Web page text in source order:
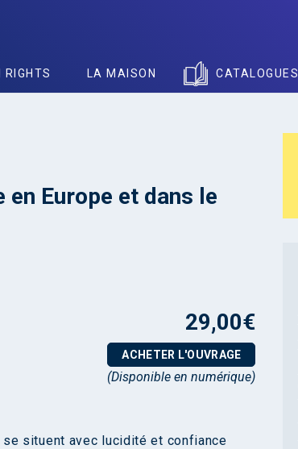
RIGHTS LA MAISON CATALOGUES
Europe et dans le
29,00€
ACHETER L'OUVRAGE
(Disponible en numérique)
situent avec lucidité et confiance